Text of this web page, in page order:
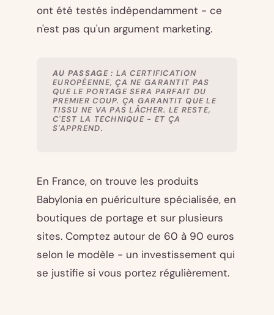
ont été testés indépendamment - ce
n'est pas qu'un argument marketing.
AU PASSAGE: LA CERTIFICATION
EUROPÉENNE, ÇA NE GARANTIT PAS
QUE LE PORTAGE SERA PARFAIT DU
PREMIER COUP. ÇA GARANTIT QUE LE
TISSU NE VA PAS LÂCHER. LE RESTE,
C'EST LA TECHNIQUE - ET ÇA
S'APPREND.
En France, on trouve les produits
Babylonia en puériculture spécialisée, en
boutiques de portage et sur plusieurs
sites. Comptez autour de 60 à 90 euros
selon le modèle - un investissement qui
se justifie si vous portez régulièrement.